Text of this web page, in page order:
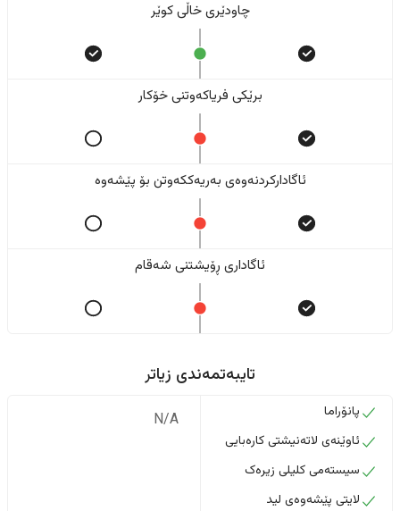
چاودێری خاڵی کوێر
برێکی فریاکەوتنی خۆکار
ئاگادارکردنەوەی بەریەککەوتن بۆ پێشەوە
ئاگاداری ڕۆیشتنی شەقام
تایبەتمەندی زیاتر
پانۆراما
ئاوێنەی لاتەنیشتی کارەبایی
سیستەمی کلیلی زیرەک
لایتی پێشەوەی لید
N/A